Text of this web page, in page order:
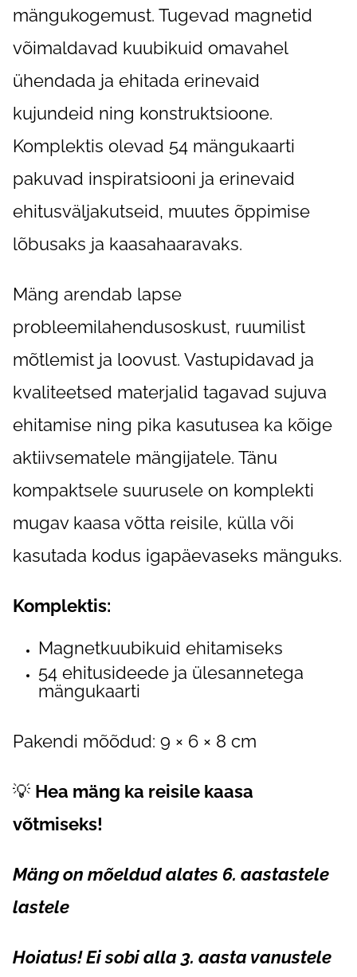
mängukogemust. Tugevad magnetid
võimaldavad kuubikuid omavahel
ühendada ja ehitada erinevaid
kujundeid ning konstruktsioone.
Komplektis olevad 54 mängukaarti
pakuvad inspiratsiooni ja erinevaid
ehitusväljakutseid, muutes õppimise
lõbusaks ja kaasahaaravaks.
Mäng arendab lapse
probleemilahendusoskust, ruumilist
mõtlemist ja loovust. Vastupidavad ja
kvaliteetsed materjalid tagavad sujuva
ehitamise ning pika kasutusea ka kõige
aktiivsematele mängijatele. Tänu
kompaktsele suurusele on komplekti
mugav kaasa võtta reisile, külla või
kasutada kodus igapäevaseks mänguks.
Komplektis:
Magnetkuubikuid ehitamiseks
54 ehitusideede ja ülesannetega
mängukaarti
Pakendi mõõdud: 9 × 6 × 8 cm
💡 Hea mäng ka reisile kaasa
võtmiseks!
Mäng on mõeldud alates 6. aastastele
lastele
Hoiatus! Ei sobi alla 3. aasta vanustele